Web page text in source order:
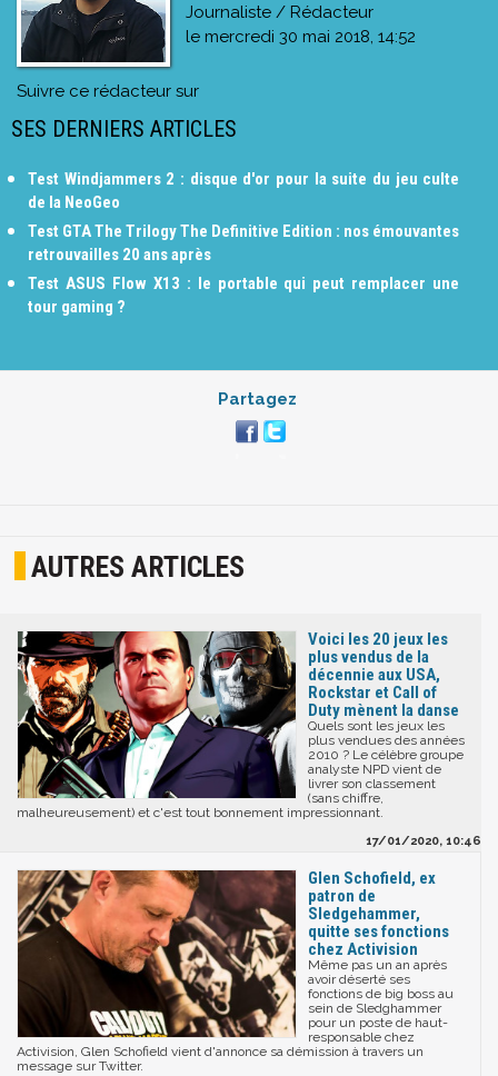
Journaliste / Rédacteur
le mercredi 30 mai 2018, 14:52
Suivre ce rédacteur sur
SES DERNIERS ARTICLES
Test Windjammers 2 : disque d'or pour la suite du jeu culte
de la NeoGeo
Test GTA The Trilogy The Definitive Edition : nos émouvantes
retrouvailles 20 ans après
Test ASUS Flow X13 : le portable qui peut remplacer une
tour gaming ?
Partagez
AUTRES ARTICLES
Voici les 20 jeux les
plus vendus de la
décennie aux USA,
Rockstar et Call of
Duty mènent la danse
Quels sont les jeux les
plus vendues des années
2010 ? Le célèbre groupe
analyste NPD vient de
livrer son classement
(sans chiffre,
malheureusement) et c'est tout bonnement impressionnant.
17/01/2020, 10:46
Glen Schofield, ex
patron de
Sledgehammer,
quitte ses fonctions
chez Activision
Même pas un an après
avoir déserté ses
fonctions de big boss au
sein de Sledghammer
pour un poste de haut-
responsable chez
Activision, Glen Schofield vient d'annonce sa démission à travers un
message sur Twitter.